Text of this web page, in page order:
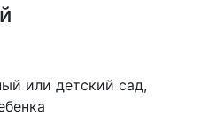
или детский сад,